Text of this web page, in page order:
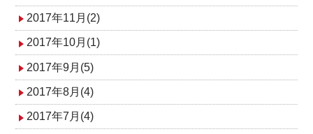
2017年11月(2)
2017年10月(1)
2017年9月(5)
2017年8月(4)
2017年7月(4)